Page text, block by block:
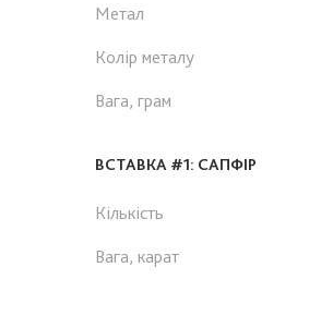
Метал
Колір металу
Вага, грам
ВСТАВКА #1: САПФІР
Кількість
Вага, карат